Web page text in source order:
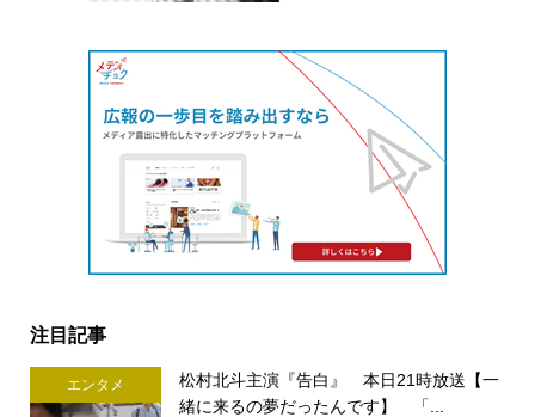
注目記事
エンタメ
松村北斗主演『告白』 本日21時放送【一
緒に来るの夢だったんです】 「...